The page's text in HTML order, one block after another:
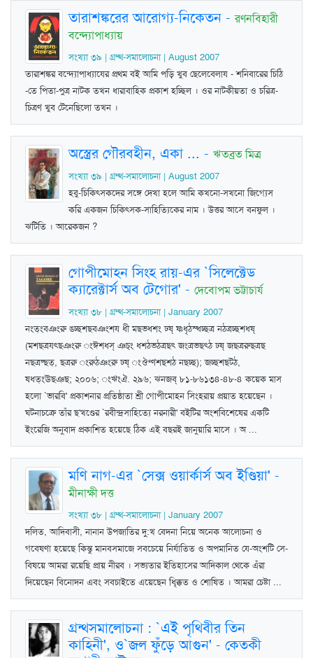
তারাশঙ্করের আরোগ্য-নিকেতন -রণনবিহারী
বন্দ্যোপাধ্যায়
সংখ্যা ৩৯ | গ্রম্থ-সমালোচনা | August 2007
তারাশঙ্কর বন্দ্যোপাধ্যাযের প্রথম বই আমি পড়ি খুব ছেলেবেলায - শনিবারের চিঠি
-তে পিতা-পুত্র নাটক তখন ধারাবাহিক প্রকাশ হচ্ছিল । ওর নাটকীয়তা ও চরিত্র-
চিত্রণ খুব টেনেছিলো তখন ।
অস্ত্রের গৌরবহীন, একা ... - ঋতব্রত মিত্র
সংখ্যা ৩৯ | গ্রম্থ-সমালোচনা | August 2007
হবু-চিকিত্সকদের সঙ্গে দেখা হলে আমি কখনো-সখনো জিগ্যেস
করি একজন চিকিত্সক-সাহিত্যিকের নাম । উত্তর আসে বনফুল ।
ঝটিতি । আরেকজন ?
গোপীমোহন সিংহ রায়-এর `সিলেক্টেড
ক্যারেক্টার্স অব টেগোর' - দেবোপম ভট্টাচার্য
সংখ্যা ৩৮ | গ্রম্থ-সমালোচনা | January 2007
নংত্‌ংবঞংরু ঙচ্ছশছবঞংশয ধী মছভধশং ঢষ্‌ ষ্ণধৃঠস্ধচ্ছত্র নঠত্রচ্ছশধষ্‌
(মশছত্রযত্ছঞংরু ংঈশধস্‌ ঞচ্‌ং ধশঠভঠত্রছৎ জংত্রভছত্ঠ ঢষ্‌ জছত্ররুছত্রছ
নছত্রষ্ছত্‌, ছত্ররু ংরুঠঞংরু ঢষ্‌ ংঔণ্ণশছশঠ নছচ্ছ); জচ্ছশছটঠ,
ষধত্‌ংঊছঞছ; ২০০৬; ংঋংঐ. ২৯৬; ঝনজব্‌ ৮১-৮৬১৩৪-৪৮-৪ কয়েক মাস
হলো `ভারবি' প্রকাশনার প্রতিষ্ঠাতা শ্রী গোপীমোহন সিংহরায় প্রয়াত হয়েছেন ।
ঘটনাচক্রে তাঁর ছ'খণ্ডের `রবীন্দ্রসাহিত্যে নরনারী' বইটির অংশবিশেষের একটি
ইংরেজি অনুবাদ প্রকাশিত হয়েছে ঠিক এই বছরই জানুয়ারি মাসে । অ ...
মণি নাগ-এর `সেক্স ওয়ার্কার্স অব ইণ্ডিয়া' -
মীনাক্ষী দত্ত
সংখ্যা ৩৮ | গ্রম্থ-সমালোচনা | January 2007
দলিত, আদিবাসী, নানান উপজাতির দু:খ বেদনা নিয়ে অনেক আলোচনা ও
গবেষণা হয়েছে কিন্তু মানবসমাজে সবচেয়ে নির্যাতিত ও অপমানিত যে-অংশটি সে-
বিষয়ে আমরা রয়েছি প্রায় নীরব । সভ্যতার ইতিহাসের আদিকাল থেকে এঁরা
দিয়েছেন বিনোদন এবং সবচাইতে এয়েছেন ধিক্কৃত ও শোষিত । আমরা চেষ্টা ...
গ্রন্থসমালোচনা : `এই পৃথিবীর তিন
কাহিনী', ও`জল ফুঁড়ে আগুন' - কেতকী